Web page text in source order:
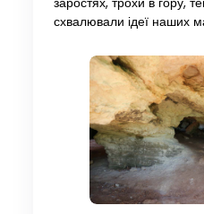
заростях, трохи в гору,
схвалювали ідеї наших